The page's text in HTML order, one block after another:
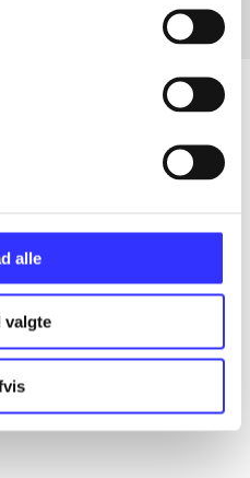
alle
valgte